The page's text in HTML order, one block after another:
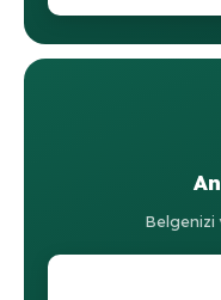
Belgenizi